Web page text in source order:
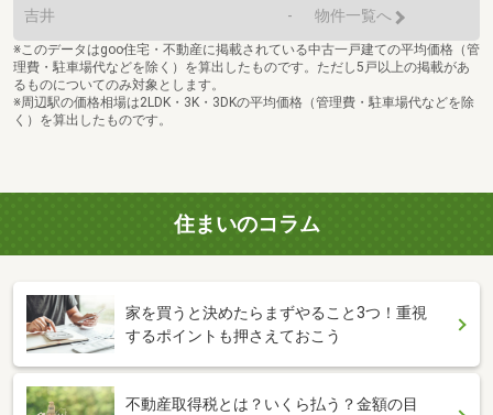
吉井 - 物件一覧へ
※このデータはgoo住宅・不動産に掲載されている中古一戸建ての平均価格（管
理費・駐車場代などを除く）を算出したものです。ただし5戸以上の掲載があ
るものについてのみ対象とします。
※周辺駅の価格相場は2LDK・3K・3DKの平均価格（管理費・駐車場代などを除
く）を算出したものです。
住まいのコラム
家を買うと決めたらまずやること3つ！重視
するポイントも押さえておこう
不動産取得税とは？いくら払う？金額の目